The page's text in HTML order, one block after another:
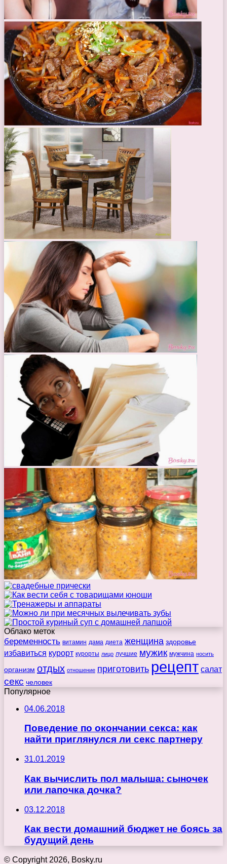
Облако меток
беременность витамин дама диета женщина здоровье
избавиться курорт курорты лицо лучшие мужик мужчина носить
организм отдых отношение приготовить рецепт салат
секс человек
Популярное
04.06.2018
Поведение по окончании секса: как
найти приглянулся ли секс партнеру
31.01.2019
Как вычислить пол малыша: сыночек
или лапочка дочка?
03.12.2018
Как вести домашний бюджет не боясь за
будущий день
© Copyright 2026, Bosky.ru